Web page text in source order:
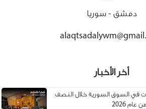
دمشق - سوريا
أخر الأخبار
في السوق السورية خلال النصف
عام 2026